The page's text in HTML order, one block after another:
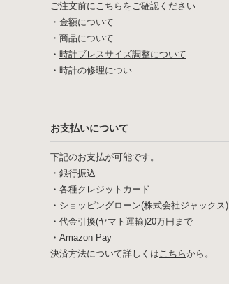
ご注文前にこちら をご確認ください
・ 金額について
・ 商品について
・ 時計ブレスサイズ調整について
・ 時計の修理につい
お支払いについて
下記のお支払が可能です。
・銀行振込
・各種クレジットカード
・ショッピングローン(株式会社ジャックス)
・代金引換(ヤマト運輸)20万円まで
・Amazon Pay
決済方法について詳しくはこちらから。